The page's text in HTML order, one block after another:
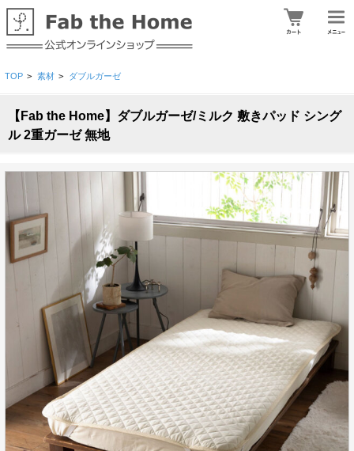
TOP > 素材 > ダブルガーゼ
【Fab the Home】ダブルガーゼ/ミルク 敷きパッド シング
ル 2重ガーゼ 無地